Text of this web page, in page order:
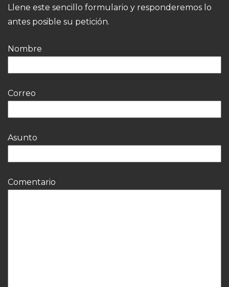
Llene este sencillo formulario y responderemos lo
antes posible su petición.
Nombre
Correo
Asunto
Comentario